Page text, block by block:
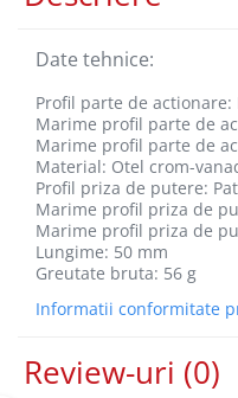
Land Rover
Mazda
Mercedes-Benz
Mini
Nissan
Opel
Renault
Date tehnice:
Profil parte de
Marime profil parte de
Marime profil parte de
Material: Otel crom-
Profil priza de putere:
Marime profil priza de
Marime profil priza de
Lungime: 50 mm
Greutate bruta: 56 g
Informatii conformitate
Review-uri (0)